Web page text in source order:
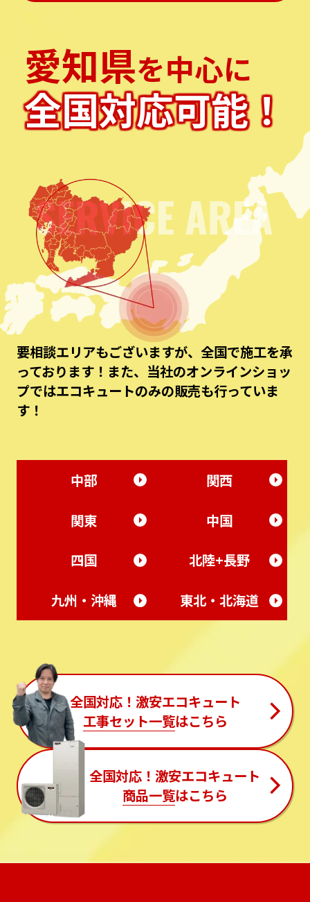
愛知県を中心に
全国対応可能！
要相談エリアもございますが、全国で施工を承
っております！また、当社のオンラインショッ
プではエコキュートのみの販売も行っていま
す！
中部 関西
関東 中国
四国 北陸+長野
九州・沖縄 東北・北海道
全国対応！激安エコキュート
工事セット一覧はこちら
全国対応！激安エコキュート
商品一覧はこちら